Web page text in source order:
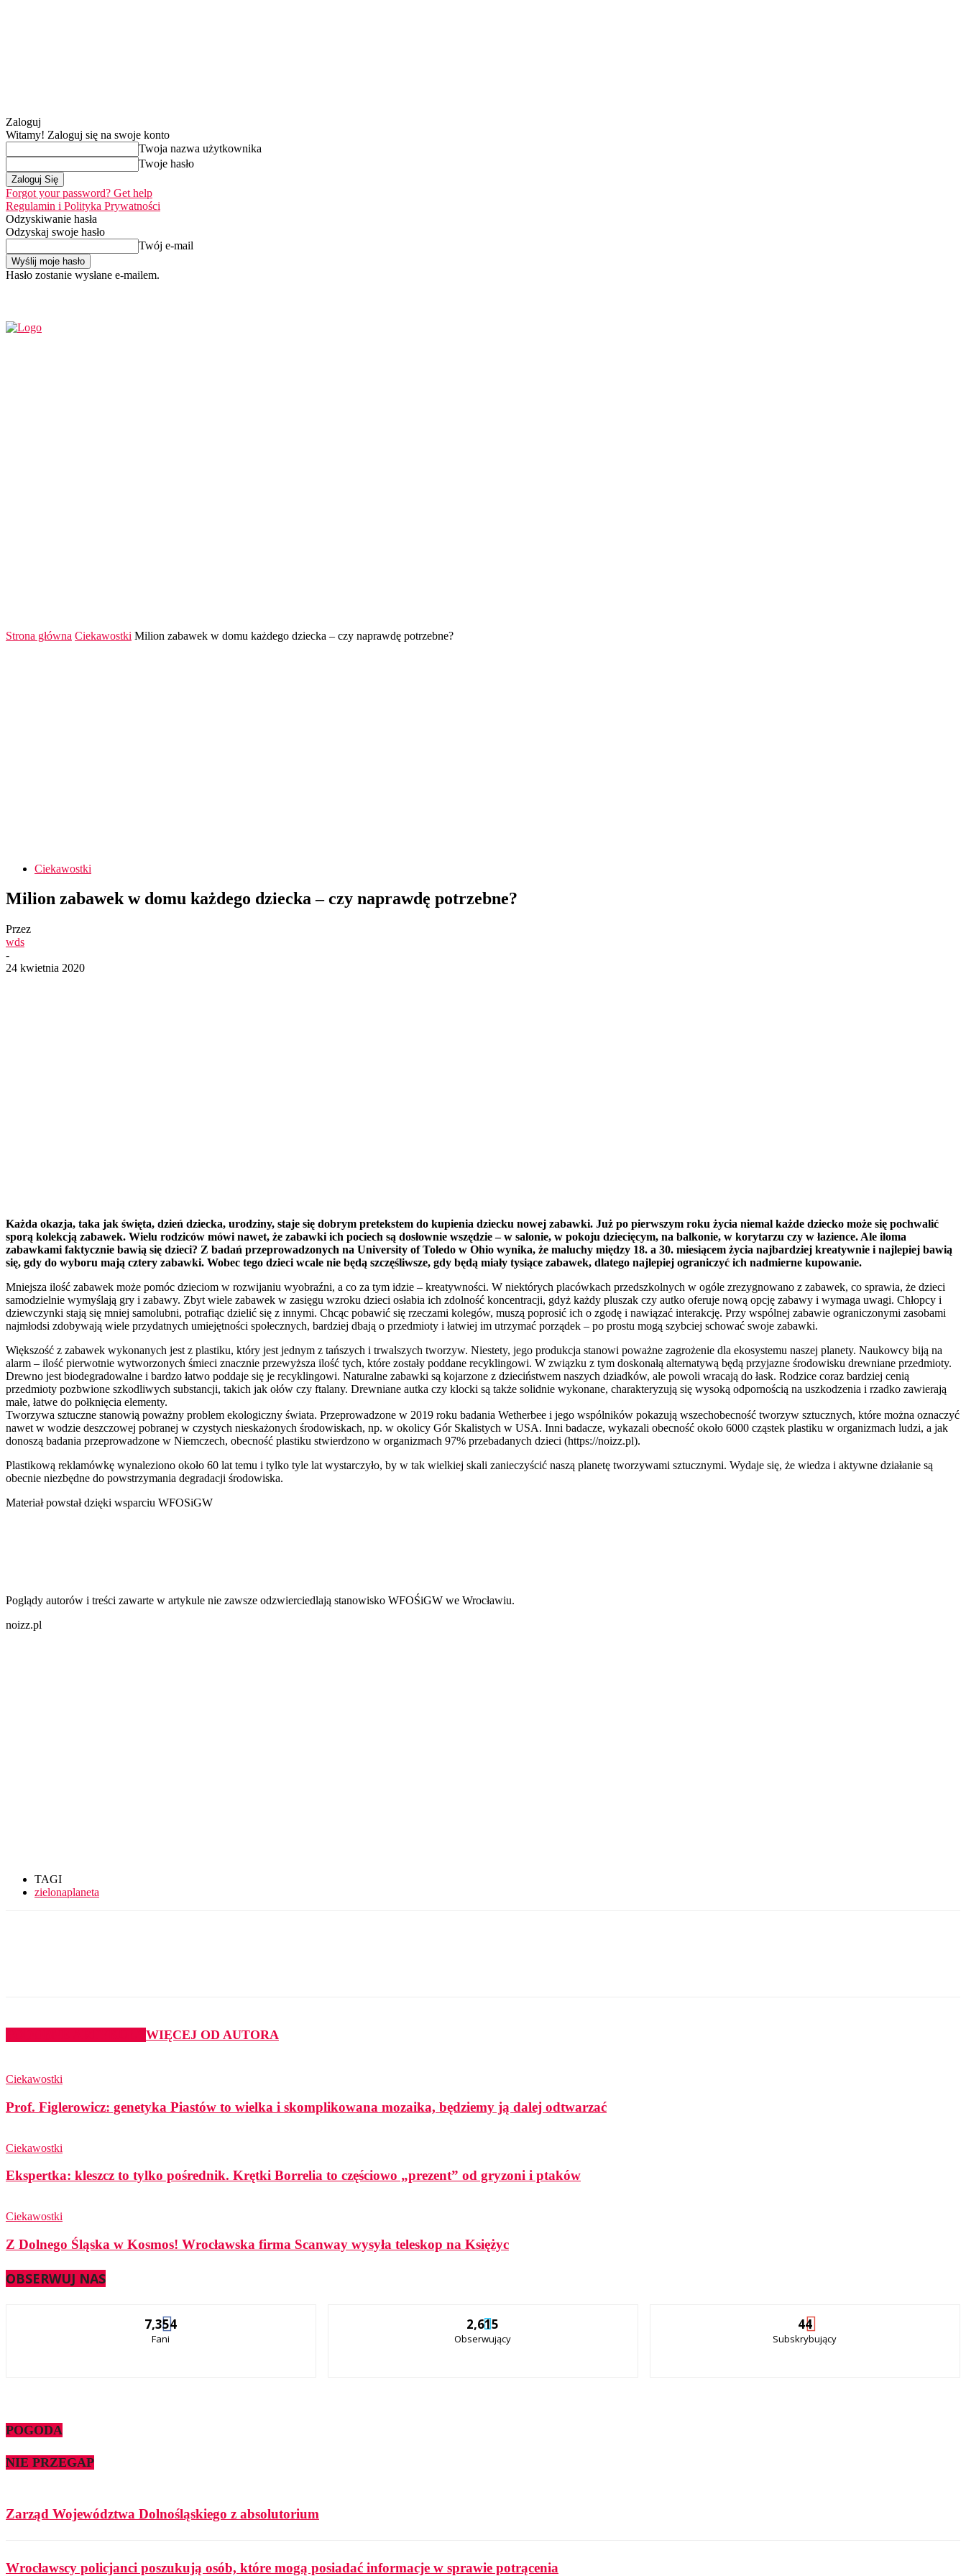
Zaloguj
Witamy! Zaloguj się na swoje konto
Twoja nazwa użytkownika
Twoje hasło
Forgot your password? Get help
Regulamin i Polityka Prywatności
Odzyskiwanie hasła
Odzyskaj swoje hasło
Twój e-mail
Hasło zostanie wysłane e-mailem.
Strona główna Ciekawostki Milion zabawek w domu każdego dziecka – czy naprawdę potrzebne?
Ciekawostki
Milion zabawek w domu każdego dziecka – czy naprawdę potrzebne?
Przez
wds
-
24 kwietnia 2020
Każda okazja, taka jak święta, dzień dziecka, urodziny, staje się dobrym pretekstem do kupienia dziecku nowej zabawki. Już po pierwszym roku życia niemal każde dziecko może się pochwalić
sporą kolekcją zabawek. Wielu rodziców mówi nawet, że zabawki ich pociech są dosłownie wszędzie – w salonie, w pokoju dziecięcym, na balkonie, w korytarzu czy w łazience. Ale iloma
zabawkami faktycznie bawią się dzieci? Z badań przeprowadzonych na University of Toledo w Ohio wynika, że maluchy między 18. a 30. miesiącem życia najbardziej kreatywnie i najlepiej bawią
się, gdy do wyboru mają cztery zabawki. Wobec tego dzieci wcale nie będą szczęśliwsze, gdy będą miały tysiące zabawek, dlatego najlepiej ograniczyć ich nadmierne kupowanie.
Mniejsza ilość zabawek może pomóc dzieciom w rozwijaniu wyobraźni, a co za tym idzie – kreatywności. W niektórych placówkach przedszkolnych w ogóle zrezygnowano z zabawek, co sprawia, że dzieci
samodzielnie wymyślają gry i zabawy. Zbyt wiele zabawek w zasięgu wzroku dzieci osłabia ich zdolność koncentracji, gdyż każdy pluszak czy autko oferuje nową opcję zabawy i wymaga uwagi. Chłopcy i
dziewczynki stają się mniej samolubni, potrafiąc dzielić się z innymi. Chcąc pobawić się rzeczami kolegów, muszą poprosić ich o zgodę i nawiązać interakcję. Przy wspólnej zabawie ograniczonymi zasobami
najmłodsi zdobywają wiele przydatnych umiejętności społecznych, bardziej dbają o przedmioty i łatwiej im utrzymać porządek – po prostu mogą szybciej schować swoje zabawki.
Większość z zabawek wykonanych jest z plastiku, który jest jednym z tańszych i trwalszych tworzyw. Niestety, jego produkcja stanowi poważne zagrożenie dla ekosystemu naszej planety. Naukowcy biją na
alarm – ilość pierwotnie wytworzonych śmieci znacznie przewyższa ilość tych, które zostały poddane recyklingowi. W związku z tym doskonałą alternatywą będą przyjazne środowisku drewniane przedmioty.
Drewno jest biodegradowalne i bardzo łatwo poddaje się je recyklingowi. Naturalne zabawki są kojarzone z dzieciństwem naszych dziadków, ale powoli wracają do łask. Rodzice coraz bardziej cenią
przedmioty pozbwione szkodliwych substancji, takich jak ołów czy ftalany. Drewniane autka czy klocki są także solidnie wykonane, charakteryzują się wysoką odpornością na uszkodzenia i rzadko zawierają
małe, łatwe do połknięcia elementy.
Tworzywa sztuczne stanowią poważny problem ekologiczny świata. Przeprowadzone w 2019 roku badania Wetherbee i jego wspólników pokazują wszechobecność tworzyw sztucznych, które można oznaczyć
nawet w wodzie deszczowej pobranej w czystych nieskażonych środowiskach, np. w okolicy Gór Skalistych w USA. Inni badacze, wykazali obecność około 6000 cząstek plastiku w organizmach ludzi, a jak
donoszą badania przeprowadzone w Niemczech, obecność plastiku stwierdzono w organizmach 97% przebadanych dzieci (https://noizz.pl).
Plastikową reklamówkę wynaleziono około 60 lat temu i tylko tyle lat wystarczyło, by w tak wielkiej skali zanieczyścić naszą planetę tworzywami sztucznymi. Wydaje się, że wiedza i aktywne działanie są
obecnie niezbędne do powstrzymania degradacji środowiska.
Materiał powstał dzięki wsparciu WFOSiGW
Poglądy autorów i treści zawarte w artykule nie zawsze odzwierciedlają stanowisko WFOŚiGW we Wrocławiu.
noizz.pl
TAGI
zielonaplaneta
WIĘCEJ OD AUTORA
Ciekawostki
Prof. Figlerowicz: genetyka Piastów to wielka i skomplikowana mozaika, będziemy ją dalej odtwarzać
Ciekawostki
Ekspertka: kleszcz to tylko pośrednik. Krętki Borrelia to częściowo „prezent” od gryzoni i ptaków
Ciekawostki
Z Dolnego Śląska w Kosmos! Wrocławska firma Scanway wysyła teleskop na Księżyc
OBSERWUJ NAS
7,354
Fani
2,615
Obserwujący
44
Subskrybujący
POGODA
NIE PRZEGAP
Zarząd Województwa Dolnośląskiego z absolutorium
Wrocławscy policjanci poszukują osób, które mogą posiadać informacje w sprawie potrącenia